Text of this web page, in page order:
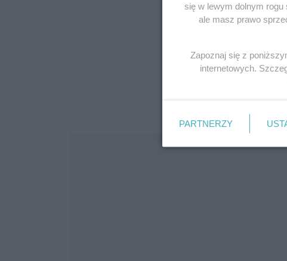
się w lewym dolnym rogu
ale masz prawo
Zapoznaj się z
internetowych.
PARTNERZY